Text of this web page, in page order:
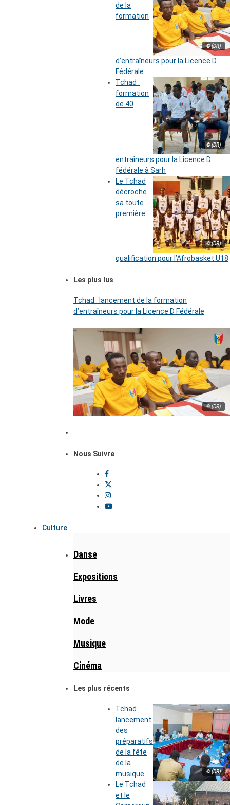
© (DR)
de la
formation
d’entraîneurs pour la Licence D
Fédérale
© (DR)
Tchad :
formation
de 40
entraîneurs pour la Licence D
fédérale à Sarh
© (DR)
Le Tchad
décroche
sa toute
première
qualification pour l’Afrobasket U18
Les plus lus
Tchad : lancement de la formation
d’entraîneurs pour la Licence D Fédérale
© (DR)
Nous Suivre
Culture
Danse
Expositions
Livres
Mode
Musique
Cinéma
Les plus récents
© (DR)
Tchad :
lancement
des
préparatifs
de la fête
de la
musique
Le Tchad
et le